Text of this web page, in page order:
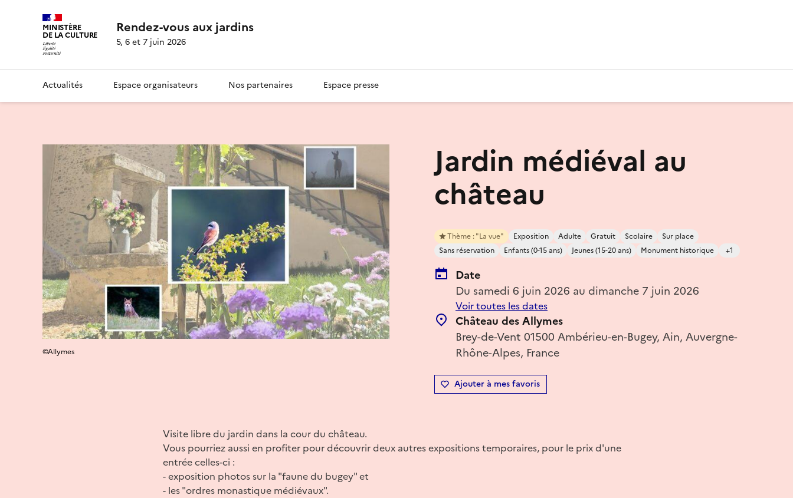
MINISTÈRE
DE LA CULTURE Rendez-vous aux jardins
5, 6 et 7 juin 2026
Actualités Espace organisateurs Nos partenaires Espace presse
Jardin médiéval au
château
Thème : "La vue" Exposition Adulte Gratuit Scolaire
Sur place
Sans réservation
Enfants (0-15 ans) Jeunes (15-20 ans) Monument historique +1
Date
Du samedi 6 juin 2026 au dimanche 7 juin 2026
Voir toutes les dates
Château des Allymes
Brey-de-Vent 01500 Ambérieu-en-Bugey, Ain, Auvergne-
Rhône-Alpes, France
Ajouter à mes favoris
©Allymes
Visite libre du jardin dans la cour du château.
Vous pourriez aussi en profiter pour découvrir deux autres expositions temporaires, pour le prix d'une
entrée celles-ci :
- exposition photos sur la "faune du bugey" et
- les "ordres monastique médiévaux".